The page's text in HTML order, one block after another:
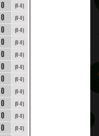
0 (0-0)
0 (0-0)
0 (0-0)
0 (0-0)
0 (0-0)
0 (0-0)
0 (0-0)
0 (0-0)
0 (0-0)
0 (0-0)
0 (0-0)